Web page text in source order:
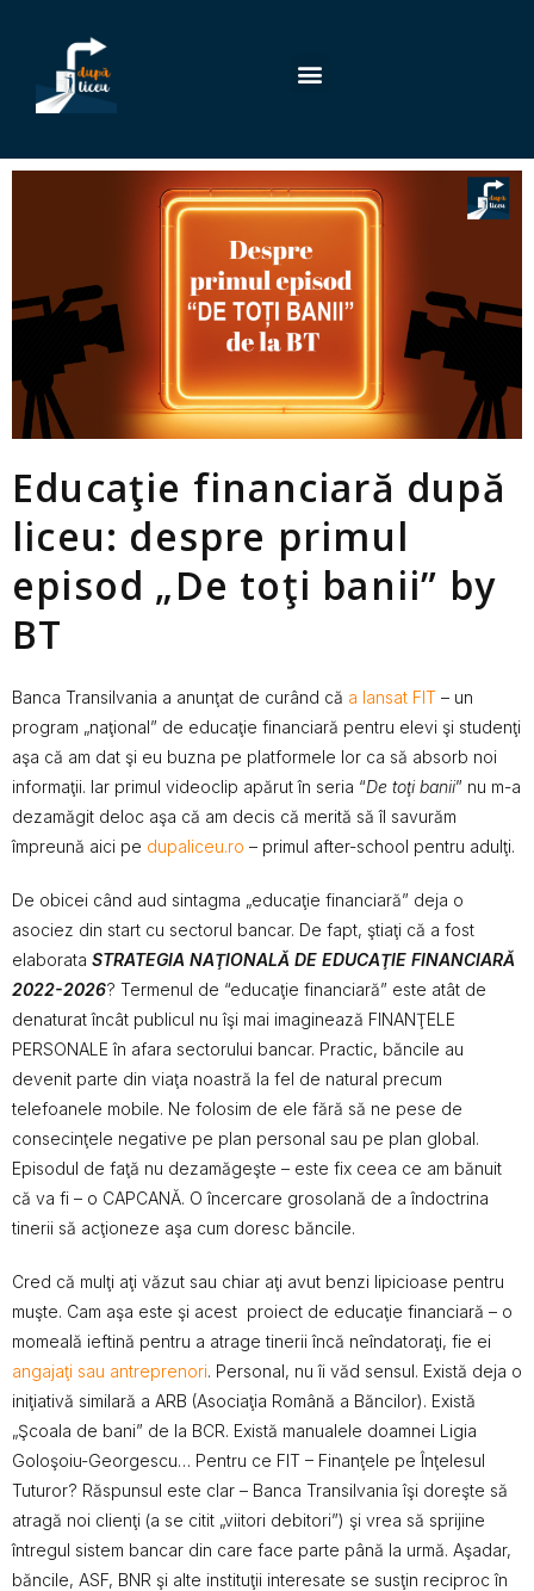
Educaţie financiară după
liceu: despre primul
episod „De toţi banii” by
BT
Banca Transilvania a anunţat de curând că a lansat FIT – un
program „naţional” de educaţie financiară pentru elevi şi studenţi
aşa că am dat şi eu buzna pe platformele lor ca să absorb noi
informaţii. Iar primul videoclip apărut în seria “De toţi banii” nu m-a
dezamăgit deloc aşa că am decis că merită să îl savurăm
împreună aici pe dupaliceu.ro – primul after-school pentru adulţi.
De obicei când aud sintagma „educaţie financiară” deja o
asociez din start cu sectorul bancar. De fapt, ştiaţi că a fost
elaborata STRATEGIA NAŢIONALĂ DE EDUCAŢIE FINANCIARĂ
2022-2026? Termenul de “educaţie financiară” este atât de
denaturat încât publicul nu îşi mai imaginează FINANŢELE
PERSONALE în afara sectorului bancar. Practic, băncile au
devenit parte din viaţa noastră la fel de natural precum
telefoanele mobile. Ne folosim de ele fără să ne pese de
consecinţele negative pe plan personal sau pe plan global.
Episodul de faţă nu dezamăgeşte – este fix ceea ce am bănuit
că va fi – o CAPCANĂ. O încercare grosolană de a îndoctrina
tinerii să acţioneze aşa cum doresc băncile.
Cred că mulţi aţi văzut sau chiar aţi avut benzi lipicioase pentru
muşte. Cam aşa este şi acest proiect de educaţie financiară – o
momeală ieftină pentru a atrage tinerii încă neîndatoraţi, fie ei
angajaţi sau antreprenori. Personal, nu îi văd sensul. Există deja o
iniţiativă similară a ARB (Asociaţia Română a Băncilor). Există
„Şcoala de bani” de la BCR. Există manualele doamnei Ligia
Goloşoiu-Georgescu… Pentru ce FIT – Finanţele pe Înţelesul
Tuturor? Răspunsul este clar – Banca Transilvania îşi doreşte să
atragă noi clienţi (a se citit „viitori debitori”) şi vrea să sprijine
întregul sistem bancar din care face parte până la urmă. Aşadar,
băncile, ASF, BNR şi alte instituţii interesate se susţin reciproc în